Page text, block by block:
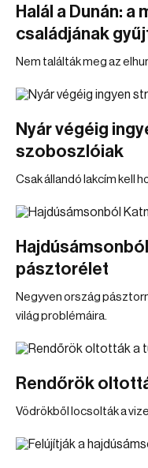
Halál a Dunán:
családjának
Nem találták meg az
Nyár végéig
szoboszlóiak
Csak állandó lakcím kell
pásztorélet
Negyven ország
világ problémáira.
Rendőrök
Vödrökből locsolták a